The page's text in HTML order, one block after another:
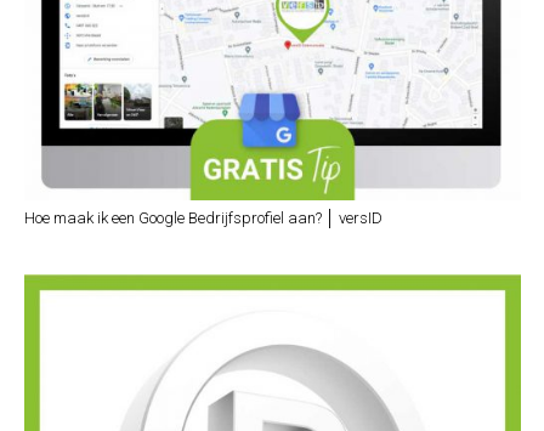
Hoe maak ik een Google Bedrijfsprofiel aan? │ versID